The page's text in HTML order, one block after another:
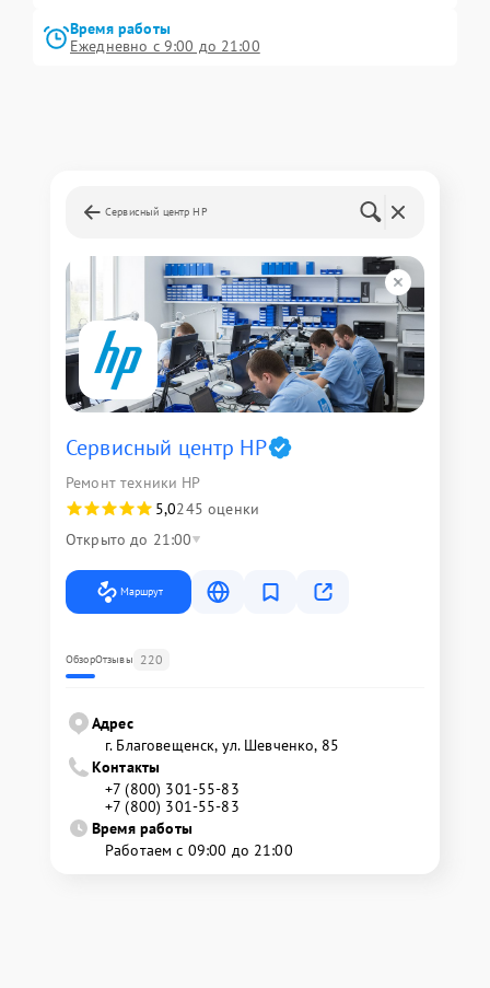
Время работы
Ежедневно с 9:00 до 21:00
Сервисный центр HP
Сервисный центр HP
Ремонт техники HP
5,0245 оценки
Открыто до 21:00
Маршрут
ОбзорОтзывы 220
Адрес
г. Благовещенск, ул. Шевченко, 85
Контакты
+7 (800) 301-55-83
+7 (800) 301-55-83
Время работы
Работаем с 09:00 до 21:00